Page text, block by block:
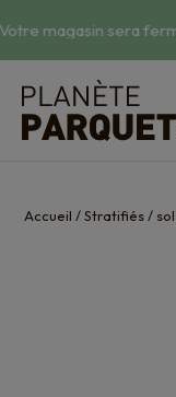
magasin sera
Accueil /Stratifiés/